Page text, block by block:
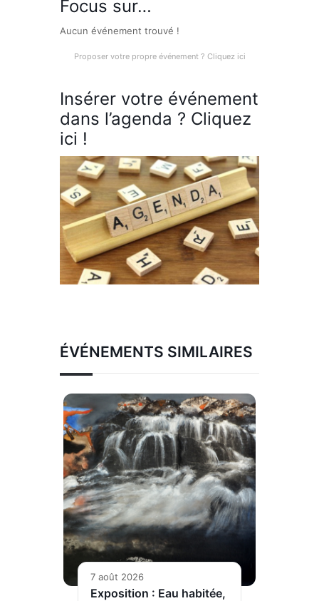
Focus sur…
Aucun événement trouvé !
Proposer votre propre événement ? Cliquez ici
Insérer votre événement
dans l’agenda ? Cliquez
ici !
ÉVÉNEMENTS SIMILAIRES
7 août 2026
Exposition : Eau habitée,